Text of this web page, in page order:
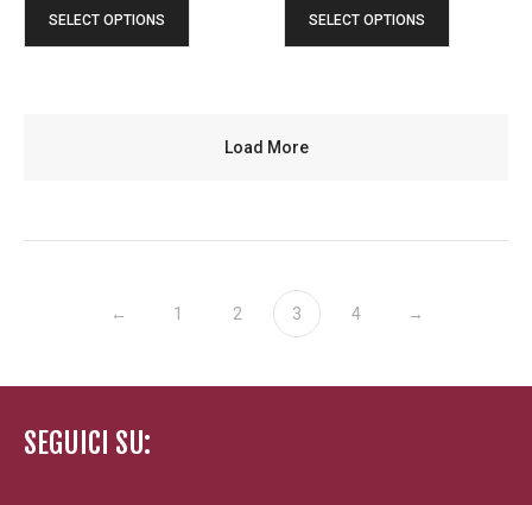
SELECT OPTIONS SELECT OPTIONS
Load More
← 1 2 3 4 →
SEGUICI SU: